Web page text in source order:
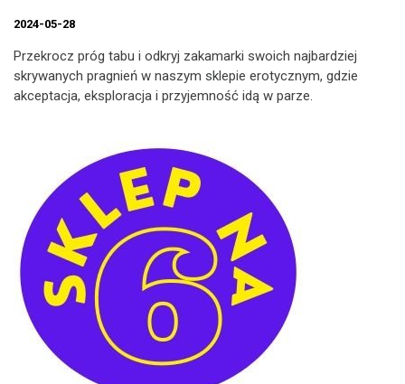
2024-05-28
Przekrocz próg tabu i odkryj zakamarki swoich najbardziej
skrywanych pragnień w naszym sklepie erotycznym, gdzie
akceptacja, eksploracja i przyjemność idą w parze.